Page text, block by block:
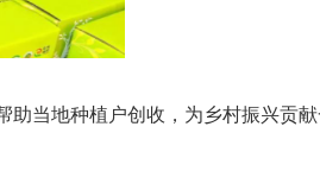
助当地种植户创收，为乡村振兴贡